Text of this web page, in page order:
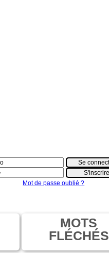
Mot de passe oublié ?
MOTS
FLÉCHÉS